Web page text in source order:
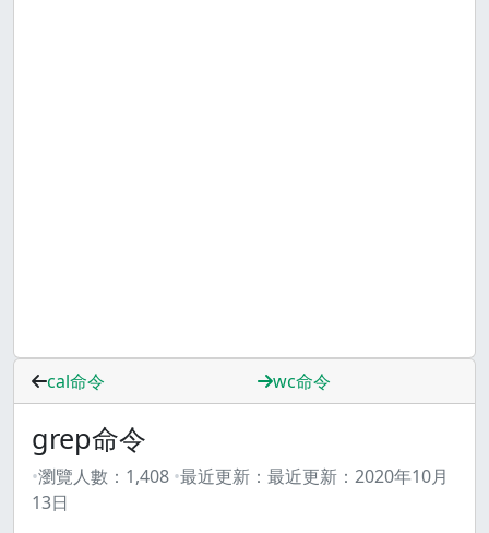
cal命令 wc命令
grep命令
瀏覽人數： 1,408 最近更新： 最近更新： 2020年10月
13日